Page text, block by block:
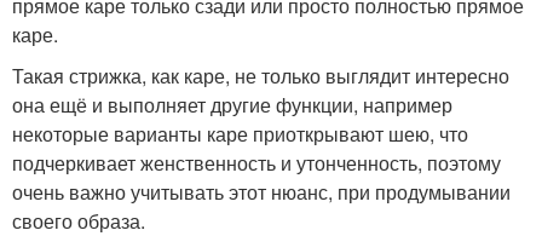
каре.
Такая стрижка, как каре, не только выглядит интересно
она ещё и выполняет другие функции, например
некоторые варианты каре приоткрывают шею, что
подчеркивает женственность и утонченность, поэтому
очень важно учитывать этот нюанс, при продумывании
своего образа.